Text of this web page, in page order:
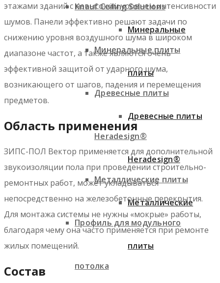
Knauf Ceiling Solutions
Минеральные плиты
Древесные плиты
Heradesign®
Металлические плиты
Профиль для модульного
потолка
Минеральные
плиты
Древесные плиты
Heradesign®
Металлические
плиты
этажами зданий с невысоким уровнем интенсивности
шумов. Панели эффективно решают задачи по
снижению уровня воздушного шума в широком
диапазоне частот, а также являются очень
эффективной защитой от ударного шума,
возникающего от шагов, падения и перемещения
предметов.
Область применения
ЗИПС-ПОЛ Вектор применяется для дополнительной
звукоизоляции пола при проведении строительно-
ремонтных работ, может укладываться
непосредственно на железобетонные перекрытия.
Для монтажа системы не нужны «мокрые» работы,
благодаря чему она часто применяется при ремонте
жилых помещений.
Состав